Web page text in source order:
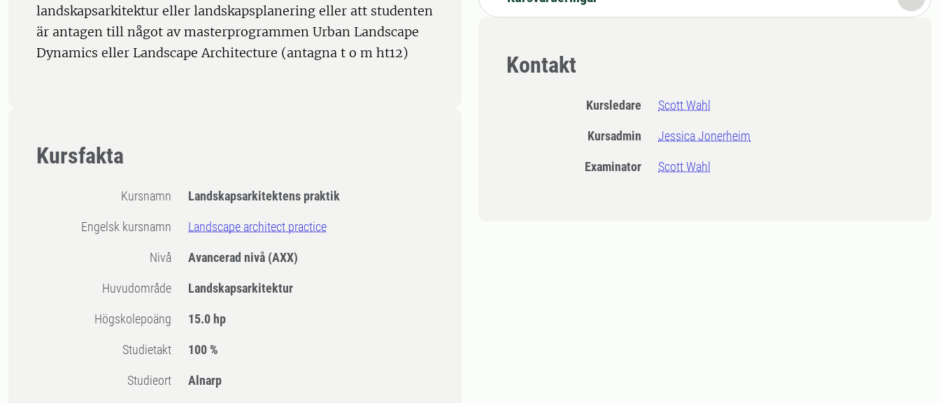
landskapsarkitektur eller landskapsplanering eller att studenten
är antagen till något av masterprogrammen Urban Landscape
Dynamics eller Landscape Architecture (antagna t o m ht12)
Kursfakta
Kursnamn Landskapsarkitektens praktik
Engelsk kursnamn Landscape architect practice
Nivå Avancerad nivå (AXX)
Huvudområde Landskapsarkitektur
högskolepoäng 15.0 hp
Studietakt 100 %
Studieort Alnarp
Kontakt
Kursledare Scott Wahl
Kursadmin Jessica Jonerheim
Examinator Scott Wahl